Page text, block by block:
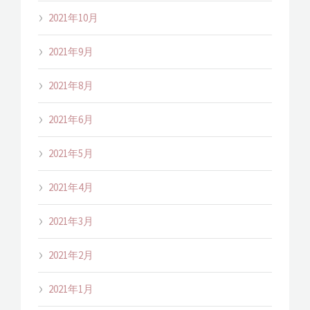
2021年10月
2021年9月
2021年8月
2021年6月
2021年5月
2021年4月
2021年3月
2021年2月
2021年1月